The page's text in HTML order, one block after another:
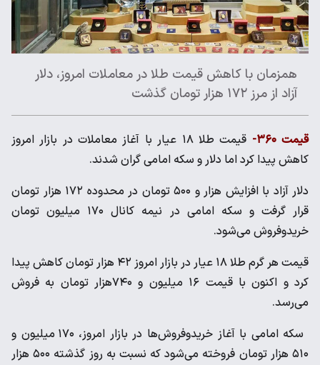
همزمان با کاهش قیمت طلا در معاملات امروز، دلار
آزاد از مرز ۱۷۲ هزار تومان گذشت
قیمت ۳۶۰-
قیمت طلا ۱۸ عیار با آغاز معاملات در بازار امروز
کاهش پیدا کرد اما دلار و سکه امامی گران شدند.
دلار آزاد با افزایش هزار و ۵۰۰ تومان در محدوده ۱۷۲ هزار تومان
قرار گرفت و سکه امامی در نیمه کانال ۱۷۰ میلیون تومان
خریدوفروش می‌شود.
قیمت هر گرم طلا ۱۸ عیار در بازار امروز ۴۲ هزار تومان کاهش پیدا
کرد و اکنون با قیمت ۱۶ میلیون و ۷۴۰هزار تومان به فروش
می‌رسد.
سکه امامی با آغاز خریدوفروش‌ها در بازار امروز، ۱۷۰ میلیون و
۵۱۰ هزار تومان فروخته می‌شود که نسبت به روز گذشته ۵۰۰ هزار